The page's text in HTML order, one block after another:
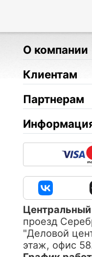
О компании
Клиентам
Партнерам
проезд
"Деловой
этаж, офис